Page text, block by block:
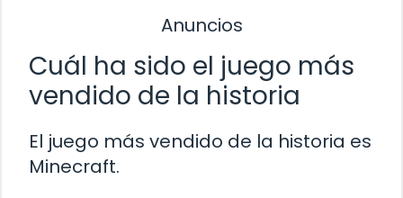
Anuncios
Cuál ha sido el juego más
vendido de la historia
El juego más vendido de la historia es
Minecraft.